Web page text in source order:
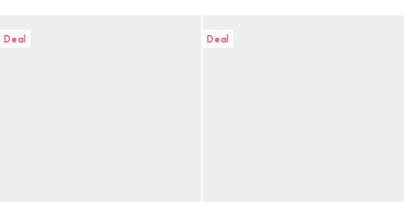
Deal Deal